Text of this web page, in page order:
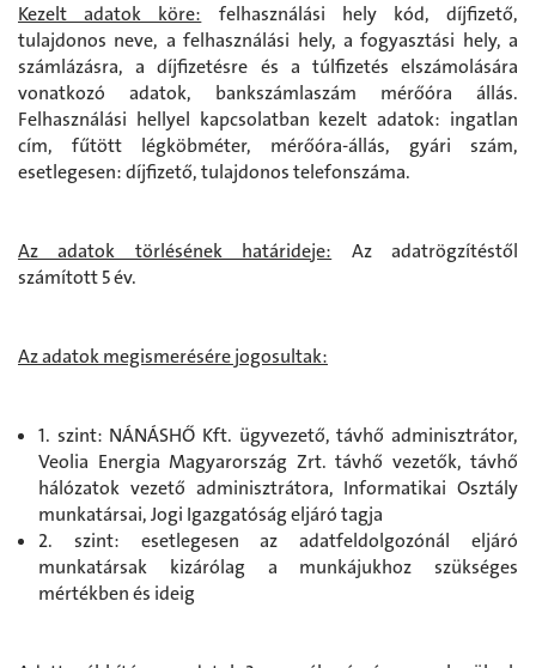
Kezelt adatok köre: felhasználási hely kód, díjfizető,
tulajdonos neve, a felhasználási hely, a fogyasztási hely, a
számlázásra, a díjfizetésre és a túlfizetés elszámolására
vonatkozó adatok, bankszámlaszám mérőóra állás.
Felhasználási hellyel kapcsolatban kezelt adatok: ingatlan
cím, fűtött légköbméter, mérőóra-állás, gyári szám,
esetlegesen: díjfizető, tulajdonos telefonszáma.
Az adatok törlésének határideje: Az adatrögzítéstől
számított 5 év.
Az adatok megismerésére jogosultak:
1. szint: NÁNÁSHŐ Kft. ügyvezető, távhő adminisztrátor,
Veolia Energia Magyarország Zrt. távhő vezetők, távhő
hálózatok vezető adminisztrátora, Informatikai Osztály
munkatársai, Jogi Igazgatóság eljáró tagja
2. szint: esetlegesen az adatfeldolgozónál eljáró
munkatársak kizárólag a munkájukhoz szükséges
mértékben és ideig